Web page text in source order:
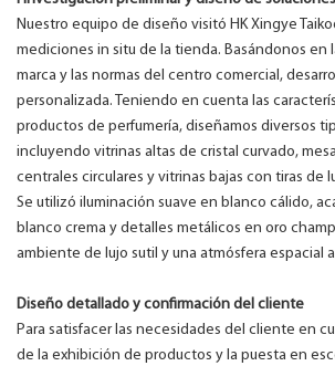
Nuestro equipo de diseño visitó HK Xingye
mediciones in situ de la tienda. Basándonos en
marca y las normas del centro comercial,
personalizada. Teniendo en cuenta las
productos de perfumería, diseñamos diversos
incluyendo vitrinas altas de cristal curvado,
centrales circulares y vitrinas bajas con tiras de
Se utilizó iluminación suave en blanco cálido,
blanco crema y detalles metálicos en oro
ambiente de lujo sutil y una atmósfera espacial
Diseño detallado y confirmación del cliente
Para satisfacer las necesidades del cliente en
de la exhibición de productos y la puesta en